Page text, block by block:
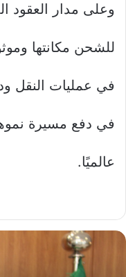
وعلى مدار العقود
للشحن مكانتها
في عمليات النقل
في دفع مسيرة
عالميًا.